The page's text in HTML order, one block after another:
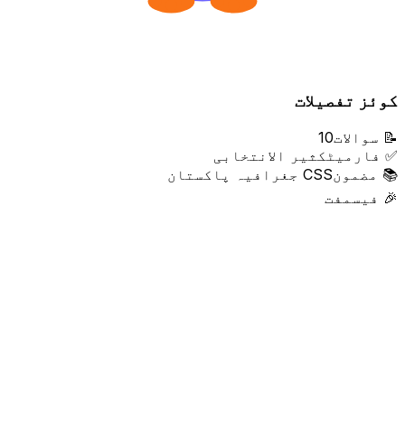
کوئز تفصیلات
📝 سوالات10
✅ فارمیٹ کثیر الانتخابی
📚 مضمونCSS جغرافیہ پاکستان
🎉 فیس مفت